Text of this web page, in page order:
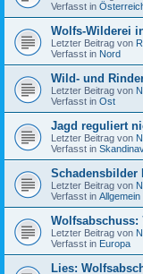
Verfasst in
Wolfs-Wilderei
Letzter Beitrag von
Verfasst in Nord
Wild- und
Letzter Beitrag von
Verfasst in Ost
Jagd reguliert
Letzter Beitrag von
Verfasst in
Schadensbilder
Letzter Beitrag von
Verfasst in Allgemein
Wolfsabschuss:
Letzter Beitrag von
Verfasst in Europa
Lies: